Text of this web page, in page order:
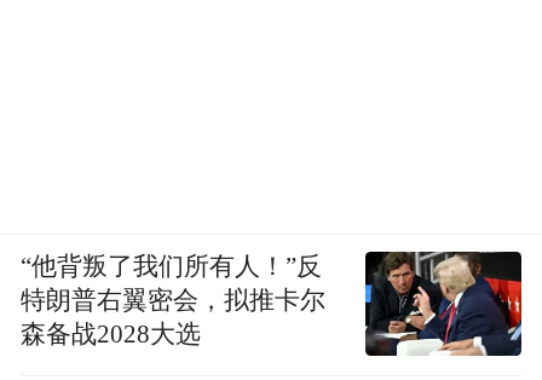
“他背叛了我们所有人！”反
特朗普右翼密会，拟推卡尔
森备战2028大选